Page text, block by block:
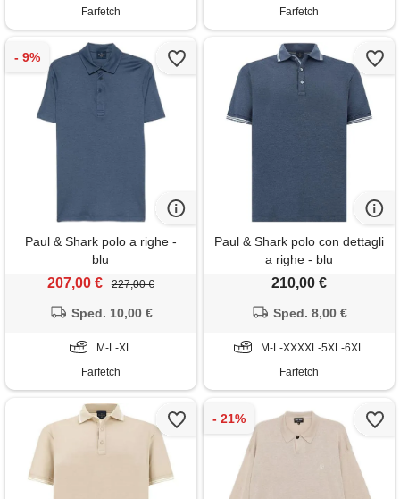
Farfetch Farfetch
Paul & Shark polo a righe -
blu
207,00 € 227,00 €
Sped. 10,00 €
M-L-XL
Farfetch
Paul & Shark polo con dettagli
a righe - blu
210,00 €
Sped. 8,00 €
M-L-XXXXL-5XL-6XL
Farfetch